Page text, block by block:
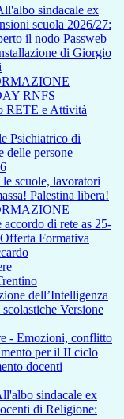
sindacale ex
scuola 2026/27:
il nodo Passweb
di Giorgio
RNFS
RETE e Attività
Psichiatrico di
delle persone
scuole, lavoratori
Palestina libera!
di rete as 25-
Formativa
dell’Intelligenza
Versione
- Emozioni, conflitto
per il II ciclo
docenti
sindacale ex
di Religione: